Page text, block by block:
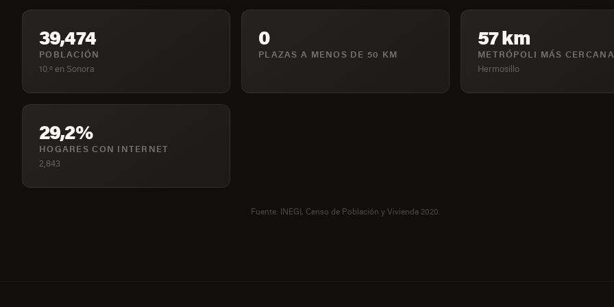
39,474
POBLACIÓN
10.º en Sonora
0
PLAZAS A MENOS DE 50 KM
57 km
METRÓPOLI MÁS CERCANA
Hermosillo
29,2%
HOGARES CON INTERNET
2,843
Fuente: INEGI, Censo de Población y Vivienda 2020.